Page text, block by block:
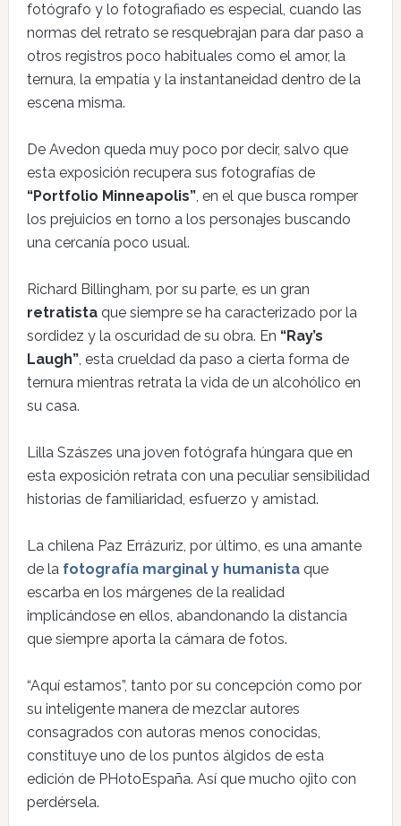
fotógrafo y lo fotografiado es especial, cuando las
normas del retrato se resquebrajan para dar paso a
otros registros poco habituales como el amor, la
ternura, la empatía y la instantaneidad dentro de la
escena misma.
De Avedon queda muy poco por decir, salvo que
esta exposición recupera sus fotografías de
“Portfolio Minneapolis”, en el que busca romper
los prejuicios en torno a los personajes buscando
una cercanía poco usual.
Richard Billingham, por su parte, es un gran
retratistaque siempre se ha caracterizado por la
sordidez y la oscuridad de su obra. En “Ray’s
Laugh”, esta crueldad da paso a cierta forma de
ternura mientras retrata la vida de un alcohólico en
su casa.
Lilla Szászes una joven fotógrafa húngara que en
esta exposición retrata con una peculiar sensibilidad
historias de familiaridad, esfuerzo y amistad.
La chilena Paz Errázuriz, por último, es una amante
de la fotografía marginal y humanistaque
escarba en los márgenes de la realidad
implicándose en ellos, abandonando la distancia
que siempre aporta la cámara de fotos.
“Aquí estamos”, tanto por su concepción como por
su inteligente manera de mezclar autores
consagrados con autoras menos conocidas,
constituye uno de los puntos álgidos de esta
edición de PHotoEspaña. Así que mucho ojito con
perdérsela.